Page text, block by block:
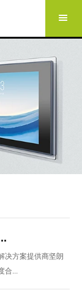
决方案提供商坚朗
合...